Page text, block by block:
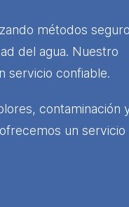
métodos
del agua. Nuestro
servicio confiable.
contaminación
un servicio